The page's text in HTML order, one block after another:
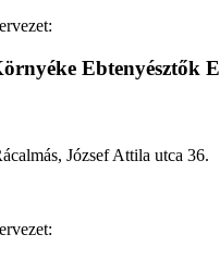
Ebtenyésztők
József Attila utca 36.